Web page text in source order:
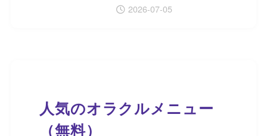
2026-07-05
人気のオラクルメニュー
（無料）